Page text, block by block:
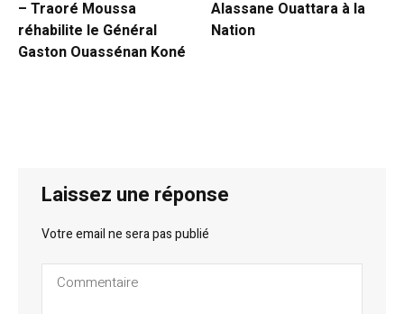
– Traoré Moussa
réhabilite le Général
Gaston Ouassénan Koné
Alassane Ouattara à la
Nation
Laissez une réponse
Votre email ne sera pas publié